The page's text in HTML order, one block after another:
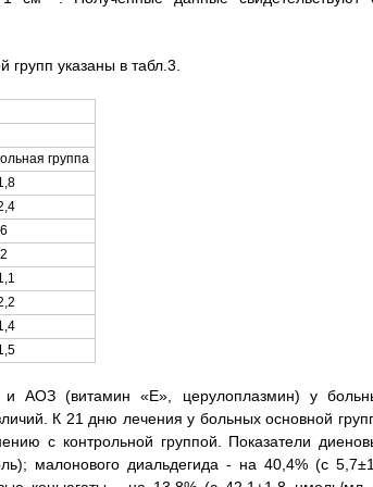
указаны в табл.3.
группа
и АОЗ (витамин «Е», церулоплазмин) у
К 21 дню лечения у больных основной
с контрольной группой. Показатели
малонового диальдегида - на 40,4% (с